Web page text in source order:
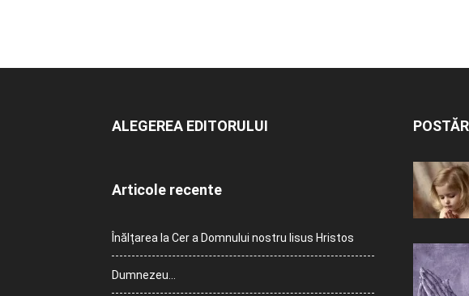
ALEGEREA EDITORULUI
Articole recente
Înălțarea la Cer a Domnului nostru Iisus Hristos
Dumnezeu…